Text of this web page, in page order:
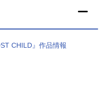
CHILD』作品情報